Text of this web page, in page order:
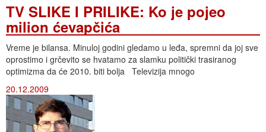
TV SLIKE I PRILIKE: Ko je pojeo
milion ćevapčića
Vreme je bilansa. Minuloj godini gledamo u leđa, spremni da joj sve
oprostimo i grčevito se hvatamo za slamku politički trasiranog
optimizma da će 2010. biti bolja Televizija mnogo
20.12.2009